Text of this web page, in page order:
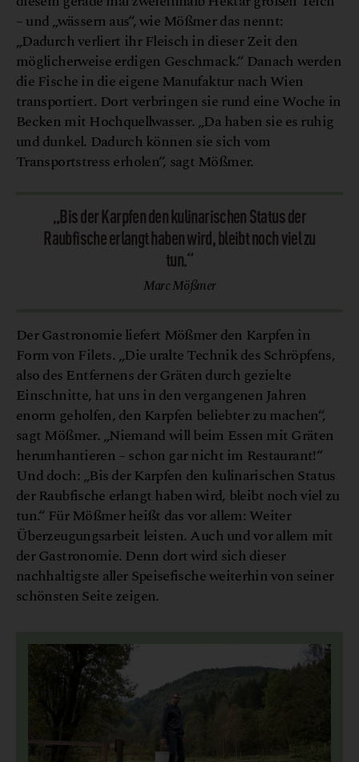
– und „wässern aus“, wie Mößmer das nennt:
„Dadurch verliert ihr Fleisch in dieser Zeit den
möglicherweise erdigen Geschmack.“ Danach werden
die Fische in die eigene Manufaktur nach Wien
transportiert. Dort verbringen sie rund eine Woche in
Becken mit Hochquellwasser. „Da haben sie es ruhig
und dunkel. Dadurch können sie sich vom
Transportstress erholen“, sagt Mößmer.
„Bis der Karpfen den kulinarischen Status der
Raubfische erlangt haben wird, bleibt noch viel zu
tun.“
Marc Mößmer
Der Gastronomie liefert Mößmer den Karpfen in
Form von Filets. „Die uralte Technik des Schröpfens,
also des Entfernens der Gräten durch gezielte
Einschnitte, hat uns in den vergangenen Jahren
enorm geholfen, den Karpfen beliebter zu machen“,
sagt Mößmer. „Niemand will beim Essen mit Gräten
herumhantieren – schon gar nicht im Restaurant!“
Und doch: „Bis der Karpfen den kulinarischen Status
der Raubfische erlangt haben wird, bleibt noch viel zu
tun.“ Für Mößmer heißt das vor allem: Weiter
Überzeugungsarbeit leisten. Auch und vor allem mit
der Gastronomie. Denn dort wird sich dieser
nachhaltigste aller Speisefische weiterhin von seiner
schönsten Seite zeigen.